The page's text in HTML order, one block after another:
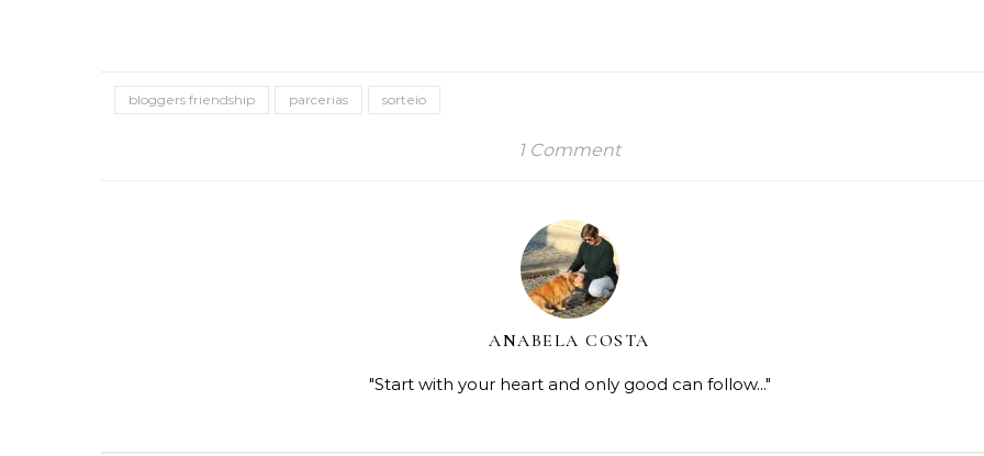
bloggers friendship parcerias sorteio
1 Comment
ANABELA COSTA
"Start with your heart and only good can follow..."